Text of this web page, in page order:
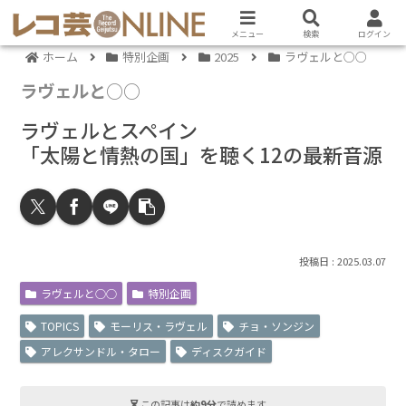
ホーム 特別企画 2025 ラヴェルと○○
ラヴェルと○○
ラヴェルとスペイン
「太陽と情熱の国」を聴く12の最新音源
2025.03.07
ラヴェルと○○ 特別企画
TOPICS モーリス・ラヴェル
チョ・ソンジン
アレクサンドル・タロー
ディスクガイド
メニュー 検索 ログイン